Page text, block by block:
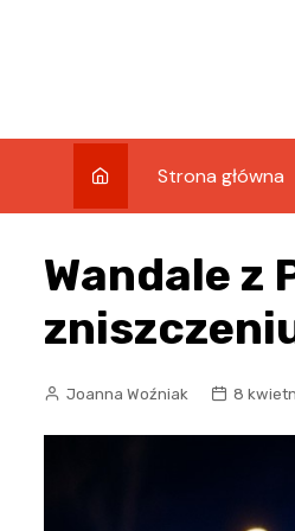
Strona główna
Wandale z
Joanna Woźniak 8